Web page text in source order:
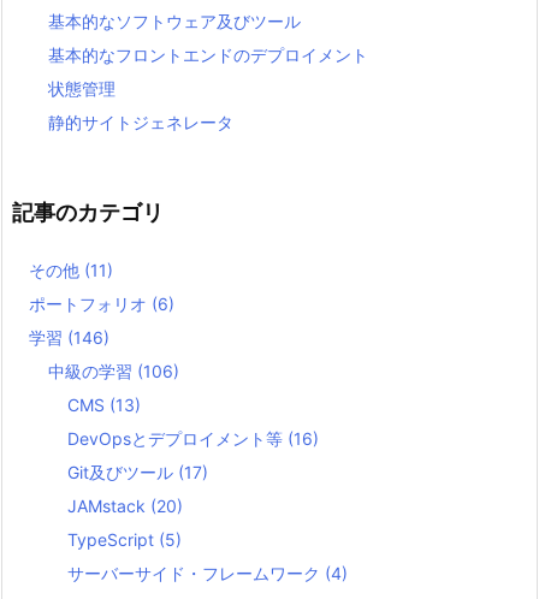
基本的なソフトウェア及びツール
基本的なフロントエンドのデプロイメント
状態管理
静的サイトジェネレータ
記事のカテゴリ
その他 (11)
ポートフォリオ (6)
学習 (146)
中級の学習 (106)
CMS (13)
DevOpsとデプロイメント等 (16)
Git及びツール (17)
JAMstack (20)
TypeScript (5)
サーバーサイド・フレームワーク (4)